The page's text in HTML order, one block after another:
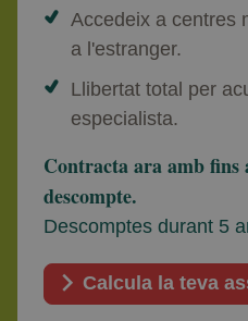
Accedeix a centres
a l'estranger.
Llibertat total per
especialista.
Contracta ara amb fins
descompte.
Descomptes durant 5
Calcula la teva